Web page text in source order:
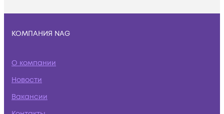
КОМПАНИЯ NAG
О компании
Новости
Вакансии